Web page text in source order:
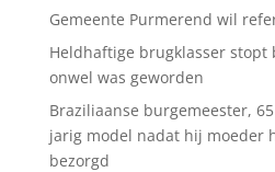
Gemeente Purmerend wil
Heldhaftige brugklasser
onwel was geworden
Braziliaanse burgemeester,
jarig model nadat hij moeder
bezorgd